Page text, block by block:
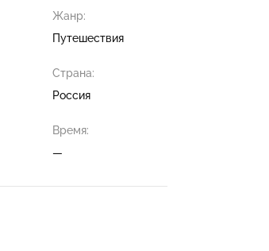
Жанр:
Путешествия
Страна:
Россия
Время:
—